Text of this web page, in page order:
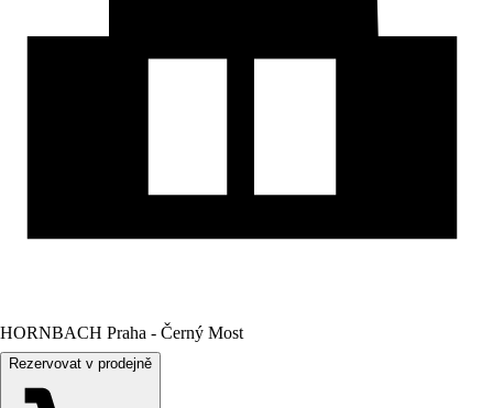
HORNBACH Praha - Černý Most
Rezervovat v prodejně